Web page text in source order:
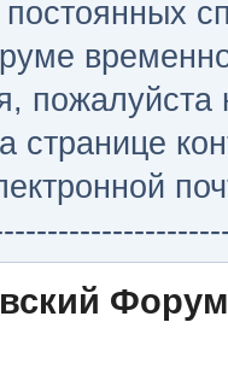
странице
Форум